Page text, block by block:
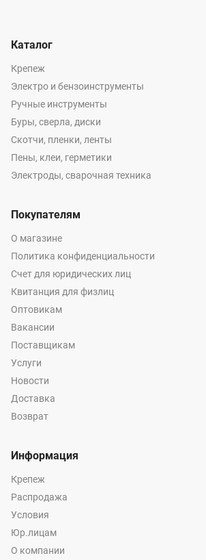
Каталог
Крепеж
Электро и бензоинструменты
Ручные инструменты
Буры, сверла, диски
Скотчи, пленки, ленты
Пены, клеи, герметики
Электроды, сварочная техника
Покупателям
О магазине
Политика конфиденциальности
Счет для юридических лиц
Квитанция для физлиц
Оптовикам
Вакансии
Поставщикам
Услуги
Новости
Доставка
Возврат
Информация
Крепеж
Распродажа
Условия
Юр.лицам
О компании